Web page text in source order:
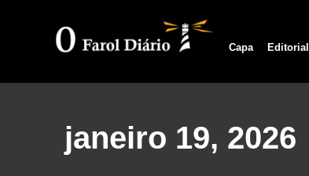
Capa Editorial
janeiro 19, 2026